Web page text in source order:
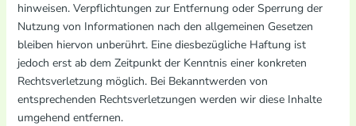
hinweisen. Verpflichtungen zur Entfernung oder Sperrung der
Nutzung von Informationen nach den allgemeinen Gesetzen
bleiben hiervon unberührt. Eine diesbezügliche Haftung ist
jedoch erst ab dem Zeitpunkt der Kenntnis einer konkreten
Rechtsverletzung möglich. Bei Bekanntwerden von
entsprechenden Rechtsverletzungen werden wir diese Inhalte
umgehend entfernen.